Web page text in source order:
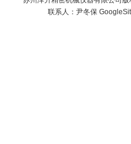
联系人：尹冬保